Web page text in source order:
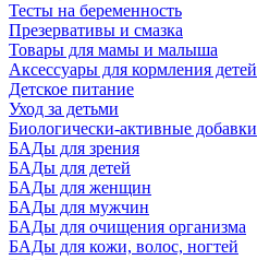
Тесты на беременность
Презервативы и смазка
Товары для мамы и малыша
Аксессуары для кормления детей
Детское питание
Уход за детьми
Биологически-активные добавки
БАДы для зрения
БАДы для детей
БАДы для женщин
БАДы для мужчин
БАДы для очищения организма
БАДы для кожи, волос, ногтей